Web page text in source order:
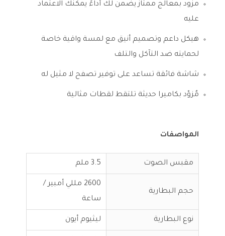
مزود بمعالج ممتاز يضمن لك أداءً يمكنك الاعتماد
عليه
هيكل داعم وتصميم أنيق مع لمسة واقية خاصة
لحمايته ضد التآكل والتلف
شاشة فائقة تساعد على توفير تصفح لا مثيل له
مٌزوّد بكاميرا حديثة تلتقط لقطات مثالية
المواصفات
مقبس الصوت 3.5 ملم
حجم البطارية
2600 مللي أمبير /
ساعة
نوع البطارية ليثيوم أيون